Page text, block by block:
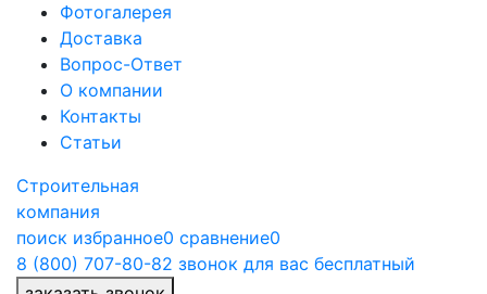
Фотогалерея
Доставка
Вопрос-Ответ
О компании
Контакты
Статьи
Строительная
компания
поиск избранное0 сравнение0
8 (800) 707-80-82 звонок для вас бесплатный